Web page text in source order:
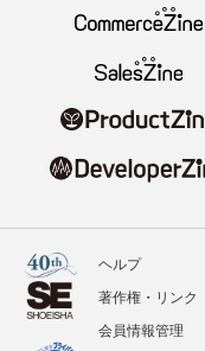
ヘルプ
著作権・リンク
会員情報管理